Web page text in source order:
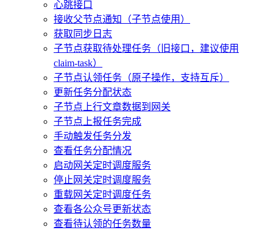
心跳接口
接收父节点通知（子节点使用）
获取同步日志
子节点获取待处理任务（旧接口，建议使用
claim-task）
子节点认领任务（原子操作，支持互斥）
更新任务分配状态
子节点上行文章数据到网关
子节点上报任务完成
手动触发任务分发
查看任务分配情况
启动网关定时调度服务
停止网关定时调度服务
重载网关定时调度任务
查看各公众号更新状态
查看待认领的任务数量